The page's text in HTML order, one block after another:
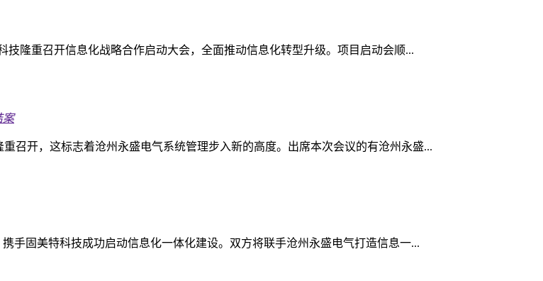
技隆重召开信息化战略合作启动大会，全面推动信息化转型升级。项目启动会顺...
案
召开，这标志着沧州永盛电气系统管理步入新的高度。出席本次会议的有沧州永盛...
手固美特科技成功启动信息化一体化建设。双方将联手沧州永盛电气打造信息一...